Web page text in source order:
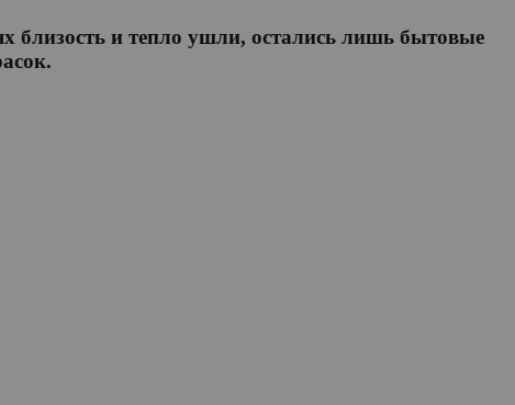
близость и тепло ушли, остались лишь бытовые